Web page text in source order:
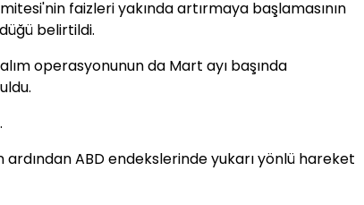
faizleri yakında artırmaya başlamasının
belirtildi.
operasyonunun da Mart ayı başında
ardından ABD endekslerinde yukarı yönlü hareket